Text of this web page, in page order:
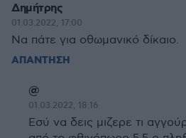
Δημήτρης
01.03.2022, 17:00
Να πάτε για οθωμανικό δίκαιο.
ΑΠΑΝΤΗΣΗ
@
01.03.2022, 18:16
Εσύ να δεις μιζερε τι